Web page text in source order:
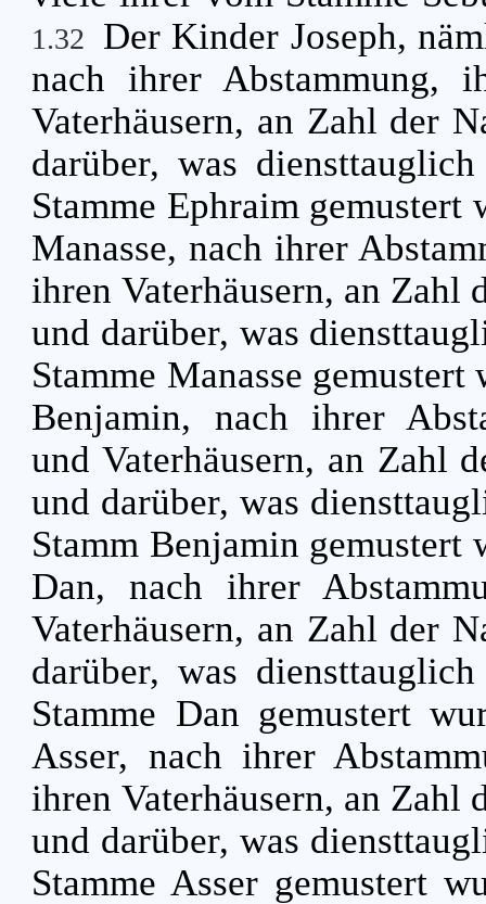
1.32
Der Kinder Joseph,
nach ihrer Abstammung,
Vaterhäusern, an Zahl der
darüber, was
Stamme Ephraim
Manasse, nach ihrer
ihren Vaterhäusern, an Zahl
und darüber, was
Stamme Manasse
Benjamin, nach ihrer
und Vaterhäusern, an Zahl
und darüber, was
Stamm Benjamin gemustert
Dan, nach ihrer
Vaterhäusern, an Zahl der
darüber, was
Stamme Dan gemustert
Asser, nach ihrer
ihren Vaterhäusern, an Zahl
und darüber, was
Stamme Asser gemustert